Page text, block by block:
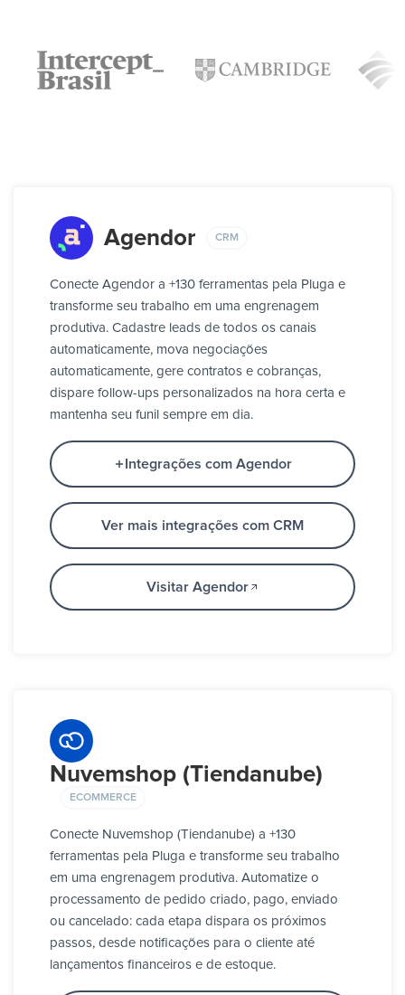
Agendor CRM
Conecte Agendor a +130 ferramentas pela Pluga e
transforme seu trabalho em uma engrenagem
produtiva. Cadastre leads de todos os canais
automaticamente, mova negociações
automaticamente, gere contratos e cobranças,
dispare follow-ups personalizados na hora certa e
mantenha seu funil sempre em dia.
Integrações com Agendor
Ver mais integrações com CRM
Visitar Agendor
Nuvemshop (Tiendanube)
ECOMMERCE
Conecte Nuvemshop (Tiendanube) a +130
ferramentas pela Pluga e transforme seu trabalho
em uma engrenagem produtiva. Automatize o
processamento de pedido criado, pago, enviado
ou cancelado: cada etapa dispara os próximos
passos, desde notificações para o cliente até
lançamentos financeiros e de estoque.